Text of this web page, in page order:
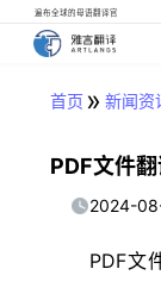
遍布全球的母语翻译官
首页 » 新闻资
PDF文件翻
2024-
PDF文件